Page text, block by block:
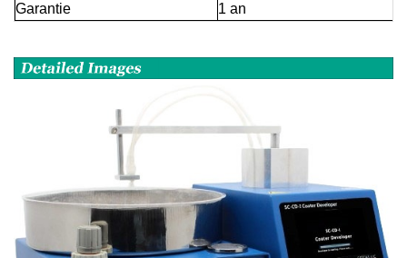
Garantie
1 an